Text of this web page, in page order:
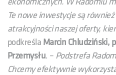
Te nowe inwestycje są
atrakcyjności naszej oferty,
podkreśla Marcin Chludziński,
Przemysłu. – Podstrefa
Chcemy efektywnie